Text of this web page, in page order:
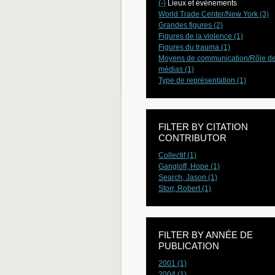
(-) Lieux et événements
World Trade Center/New York (3)
Grandes figures (2)
Figures de la violence (1)
Figures du trauma (1)
Moyens de communication/Rôle
médias (1)
Type de représentation (1)
FILTER BY CITATION
CONTRIBUTOR
Collectif (1)
Gangloff, Hope (1)
Search, Jason (1)
Storr, Robert (1)
FILTER BY ANNÉE DE
PUBLICATION
2001 (1)